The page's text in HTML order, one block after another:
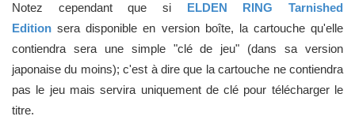
Notez cependant que si ELDEN RING Tarnished
Edition sera disponible en version boîte, la cartouche qu'elle
contiendra sera une simple "clé de jeu" (dans sa version
japonaise du moins); c'est à dire que la cartouche ne contiendra
pas le jeu mais servira uniquement de clé pour télécharger le
titre.